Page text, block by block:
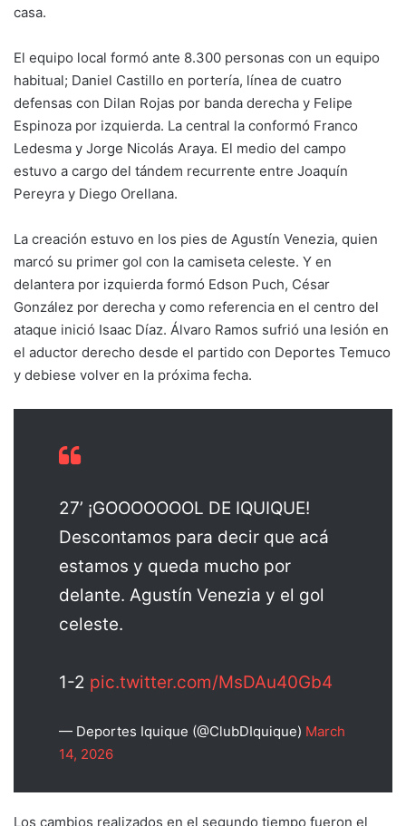
casa.
El equipo local formó ante 8.300 personas con un equipo
habitual; Daniel Castillo en portería, línea de cuatro
defensas con Dilan Rojas por banda derecha y Felipe
Espinoza por izquierda. La central la conformó Franco
Ledesma y Jorge Nicolás Araya. El medio del campo
estuvo a cargo del tándem recurrente entre Joaquín
Pereyra y Diego Orellana.
La creación estuvo en los pies de Agustín Venezia, quien
marcó su primer gol con la camiseta celeste. Y en
delantera por izquierda formó Edson Puch, César
González por derecha y como referencia en el centro del
ataque inició Isaac Díaz. Álvaro Ramos sufrió una lesión en
el aductor derecho desde el partido con Deportes Temuco
y debiese volver en la próxima fecha.
27’ ¡GOOOOOOOL DE IQUIQUE!
Descontamos para decir que acá
estamos y queda mucho por
delante. Agustín Venezia y el gol
celeste.
1-2 pic.twitter.com/MsDAu40Gb4
— Deportes Iquique (@ClubDIquique) March
14, 2026
Los cambios realizados en el segundo tiempo fueron el